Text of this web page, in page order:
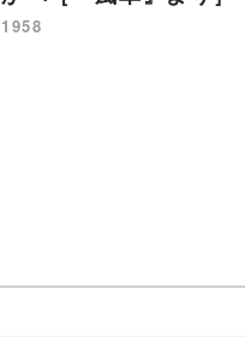
1958